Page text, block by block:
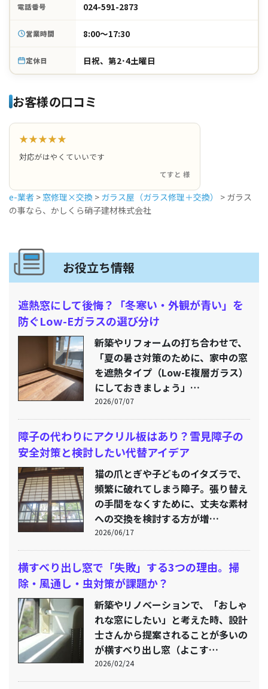
電話番号 024-591-2873
営業時間 8:00～17:30
定休日 日祝、第2･4土曜日
お客様の口コミ
★★★★★
対応がはやくていいです
てすと 様
e-業者 > 窓修理×交換 > ガラス屋（ガラス修理＋交換） > ガラス
の事なら、かしくら硝子建材株式会社
お役立ち情報
遮熱窓にして後悔？「冬寒い・外観が青い」を
防ぐLow-Eガラスの選び分け
新築やリフォームの打ち合わせで、
「夏の暑さ対策のために、家中の窓
を遮熱タイプ（Low-E複層ガラス）
にしておきましょう」…
2026/07/07
障子の代わりにアクリル板はあり？雪見障子の
安全対策と検討したい代替アイデア
猫の爪とぎや子どものイタズラで、
頻繁に破れてしまう障子。張り替え
の手間をなくすために、丈夫な素材
への交換を検討する方が増…
2026/06/17
横すべり出し窓で「失敗」する3つの理由。掃
除・風通し・虫対策が課題か？
新築やリノベーションで、「おしゃ
れな窓にしたい」と考えた時、設計
士さんから提案されることが多いの
が横すべり出し窓（よこす…
2026/02/24